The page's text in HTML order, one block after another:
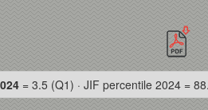
= 3.5 (Q1) · JIF percentile 2024 =